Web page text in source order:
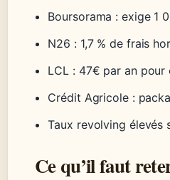
Boursorama : exige 1
N26 : 1,7 % de frais
LCL : 47€ par an pour
Crédit Agricole :
Taux revolving élevés
Ce qu’il faut